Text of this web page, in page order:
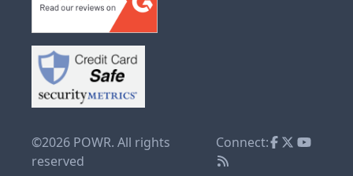
©2026 POWR. All rights
reserved
Connect: